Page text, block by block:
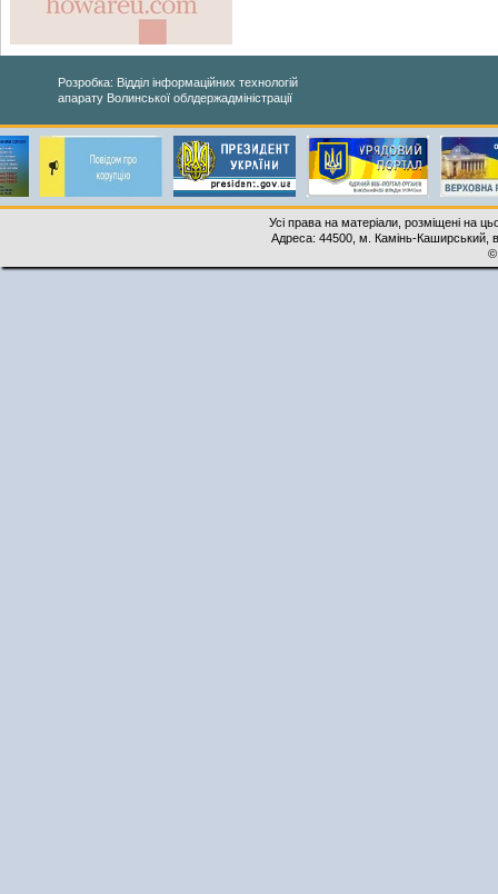
Розробка: Відділ інформаційних технологій
апарату Волинської облдержадміністрації
Усі права на матеріали, розміщені на
Адреса: 44500, м. Камінь-Каширський,
©